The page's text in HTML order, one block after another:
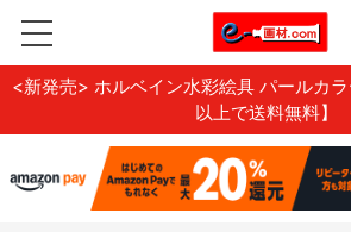
<新発売> ホルベイン水彩絵具 パールカ
以上で送料無料】